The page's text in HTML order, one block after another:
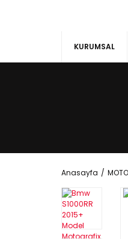
KURUMSAL
Anasayfa